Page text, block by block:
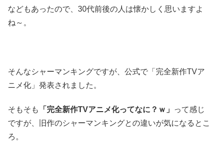
などもあったので、30代前後の人は懐かしく思いますよ
ね～。
そんなシャーマンキングですが、公式で「完全新作TVア
ニメ化」発表されました。
そもそも 「完全新作TVアニメ化ってなに？ｗ」
って感じ
ですが、旧作のシャーマンキングとの違いが気になるとこ
ろ。